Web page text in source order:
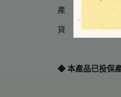
產 地 │ 台灣
貨 源 │ 公司
◆ 本產品已投保